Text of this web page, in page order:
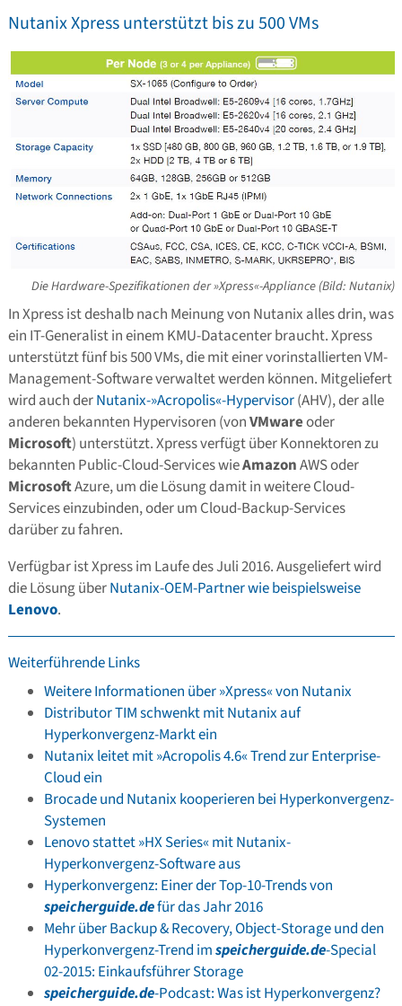
Nutanix Xpress unterstützt bis zu 500 VMs
Die Hardware-Spezifikationen der »Xpress«-Appliance (Bild: Nutanix)
In Xpress ist deshalb nach Meinung von Nutanix alles drin, was
ein IT-Generalist in einem KMU-Datacenter braucht. Xpress
unterstützt fünf bis 500 VMs, die mit einer vorinstallierten VM-
Management-Software verwaltet werden können. Mitgeliefert
wird auch derNutanix-»Acropolis«-Hypervisor(AHV), der alle
anderen bekannten Hypervisoren (vonVMwareoder
Microsoft) unterstützt. Xpress verfügt über Konnektoren zu
bekannten Public-Cloud-Services wieAmazonAWS oder
MicrosoftAzure, um die Lösung damit in weitere Cloud-
Services einzubinden, oder um Cloud-Backup-Services
darüber zu fahren.
Verfügbar ist Xpress im Laufe des Juli 2016. Ausgeliefert wird
die Lösung überNutanix-OEM-Partner wie beispielsweise
Lenovo.
Weiterführende Links
Weitere Informationen über »Xpress« von Nutanix
Distributor TIM schwenkt mit Nutanix auf
Hyperkonvergenz-Markt ein
Nutanix leitet mit »Acropolis 4.6« Trend zur Enterprise-
Cloud ein
Brocade und Nutanix kooperieren bei Hyperkonvergenz-
Systemen
Lenovo stattet »HX Series« mit Nutanix-
Hyperkonvergenz-Software aus
Hyperkonvergenz: Einer der Top-10-Trends von
speicherguide.defür das Jahr 2016
Mehr über Backup & Recovery, Object-Storage und den
Hyperkonvergenz-Trend imspeicherguide.de-Special
02-2015: Einkaufsführer Storage
speicherguide.de-Podcast: Was ist Hyperkonvergenz?